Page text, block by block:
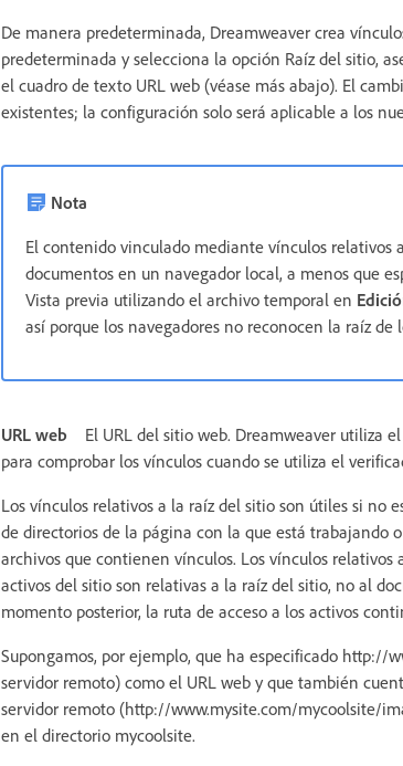
De manera predeterminada, Dreamweaver crea
predeterminada y selecciona la opción Raíz del sitio,
el cuadro de texto URL web (véase más abajo). El
existentes; la configuración solo será aplicable a los
Nota
El contenido vinculado mediante vínculos relativos
documentos en un navegador local, a menos que
Vista previa utilizando el archivo temporal en
así porque los navegadores no reconocen la raíz de
URL web
El URL del sitio web. Dreamweaver utiliza
para comprobar los vínculos cuando se utiliza el
Los vínculos relativos a la raíz del sitio son útiles si no
de directorios de la página con la que está trabajando
archivos que contienen vínculos. Los vínculos relativos
activos del sitio son relativas a la raíz del sitio, no al
momento posterior, la ruta de acceso a los activos
Supongamos, por ejemplo, que ha especificado http://
servidor remoto) como el URL web y que también
servidor remoto (http://www.mysite.com/mycoolsite/
en el directorio mycoolsite.